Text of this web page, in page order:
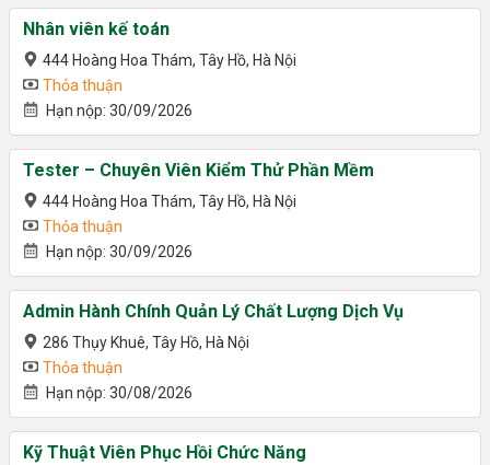
Nhân viên kế toán
444 Hoàng Hoa Thám, Tây Hồ, Hà Nội
Thỏa thuận
Hạn nộp: 30/09/2026
Tester – Chuyên Viên Kiểm Thử Phần Mềm
444 Hoàng Hoa Thám, Tây Hồ, Hà Nội
Thỏa thuận
Hạn nộp: 30/09/2026
Admin Hành Chính Quản Lý Chất Lượng Dịch Vụ
286 Thụy Khuê, Tây Hồ, Hà Nội
Thỏa thuận
Hạn nộp: 30/08/2026
Kỹ Thuật Viên Phục Hồi Chức Năng